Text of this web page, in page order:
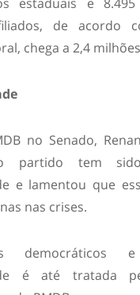
estaduais e
de acordo
chega a 2,4
no Senado,
partido tem
e lamentou que
nas crises.
democráticos
é até tratada